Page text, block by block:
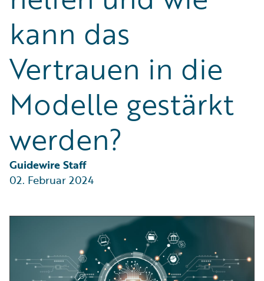
kann das
Vertrauen in die
Modelle gestärkt
werden?
Guidewire Staff
02. Februar 2024